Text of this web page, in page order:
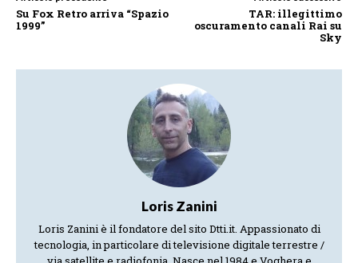
Su Fox Retro arriva “Spazio
1999”
TAR: illegittimo
oscuramento canali Rai su
Sky
Loris Zanini
Loris Zanini è il fondatore del sito Dtti.it. Appassionato di
tecnologia, in particolare di televisione digitale terrestre /